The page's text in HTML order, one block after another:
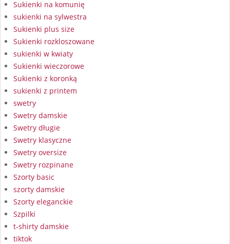
Sukienki na komunię
sukienki na sylwestra
Sukienki plus size
Sukienki rozkloszowane
sukienki w kwiaty
Sukienki wieczorowe
Sukienki z koronką
sukienki z printem
swetry
Swetry damskie
Swetry długie
Swetry klasyczne
Swetry oversize
Swetry rozpinane
Szorty basic
szorty damskie
Szorty eleganckie
Szpilki
t-shirty damskie
tiktok